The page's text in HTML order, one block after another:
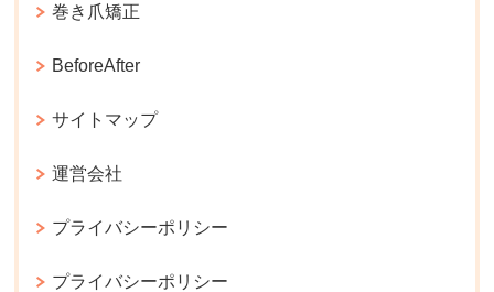
巻き爪矯正
BeforeAfter
サイトマップ
運営会社
プライバシーポリシー
プライバシーポリシー